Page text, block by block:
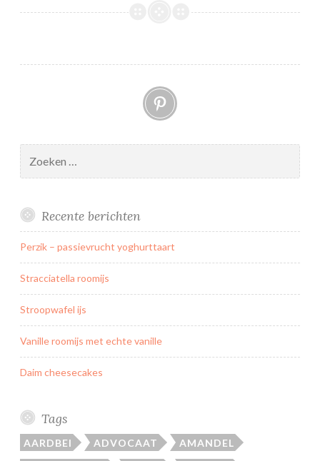
E
w
s
m
M
n
g
Pinterest
naar:
Recente berichten
Perzik – passievrucht yoghurttaart
Stracciatella roomijs
Stroopwafel ijs
Vanille roomijs met echte vanille
Daim cheesecakes
Tags
AARDBEI ADVOCAAT AMANDEL